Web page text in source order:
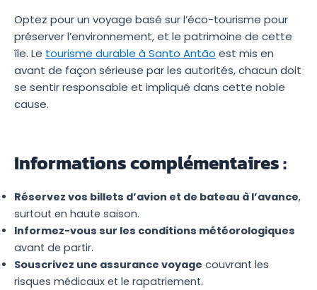
Optez pour un voyage basé sur l’éco-tourisme pour
préserver l’environnement, et le patrimoine de cette
île. Le tourisme durable à Santo Antão est mis en
avant de façon sérieuse par les autorités, chacun doit
se sentir responsable et impliqué dans cette noble
cause.
Informations complémentaires :
Réservez vos billets d’avion et de bateau à l’avance,
surtout en haute saison.
Informez-vous sur les conditions météorologiques
avant de partir.
Souscrivez une assurance voyage couvrant les
risques médicaux et le rapatriement.